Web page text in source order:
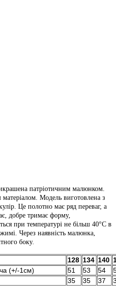
патріотичним малюнком.
Модель виготовлена з
Це полотно має ряд переваг, а
добре тримає форму,
при температурі не більш 40°C в
Через наявність малюнка,
боку.
128 134 140
(+/-1см)
51 53 54
35 35 37